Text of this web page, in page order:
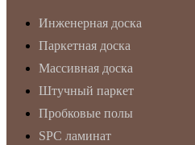
Инженерная доска
Паркетная доска
Массивная доска
Штучный паркет
Пробковые полы
SPC ламинат